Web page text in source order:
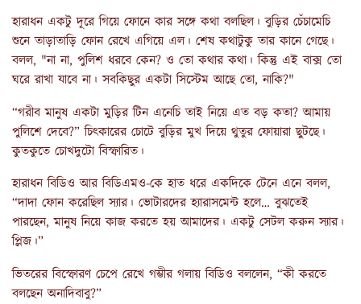
হারাধন একটু দূরে গিয়ে ফোনে কার সঙ্গে কথা বলছিল। বুড়ির চেঁচামেচি
শুনে তাড়াতাড়ি ফোন রেখে এগিয়ে এল। শেষ কথাটুকু তার কানে গেছে।
বলল, "না না, পুলিশ ধরবে কেন? ও তো কথার কথা। কিন্তু এই বাক্স তো
ঘরে রাখা যাবে না। সবকিছুর একটা সিস্টেম আছে তো, নাকি?"
“গরীব মানুষ একটা মুড়ির টিন এনেচি তাই নিয়ে এত বড় কতা? আমায়
পুলিশে দেবে?” চিৎকারের চোটে বুড়ির মুখ দিয়ে থুতুর ফোয়ারা ছুটছে।
কুতকুতে চোখদুটো বিস্ফারিত।
হারাধন বিডিও আর বিডিএমও-কে হাত ধরে একদিকে টেনে এনে বলল,
“দাদা ফোন করেছিল স্যার। ভোটারদের হ্যারাসমেন্ট হলে… বুঝতেই
পারছেন, মানুষ নিয়ে কাজ করতে হয় আমাদের। একটু সেটল করুন স্যার।
প্লিজ।”
ভিতরের বিস্ফোরণ চেপে রেখে গম্ভীর গলায় বিডিও বললেন, “কী করতে
বলছেন অনাদিবাবু?”